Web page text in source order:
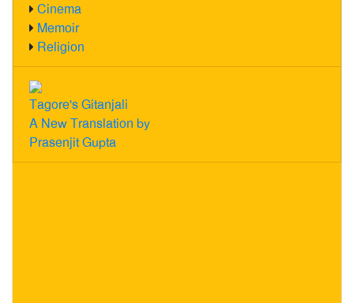
Cinema
Memoir
Religion
Tagore's Gitanjali
A New Translation by
Prasenjit Gupta